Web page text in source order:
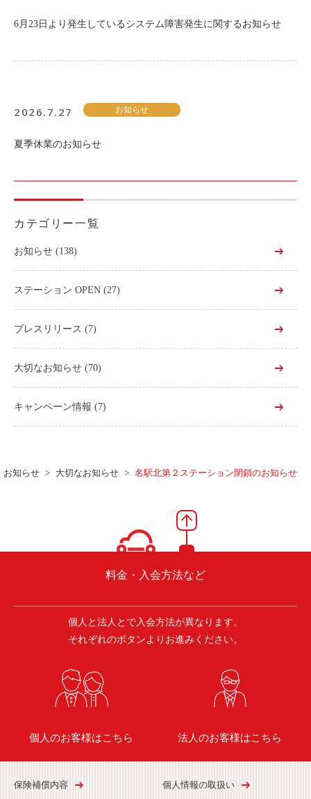
6月23日より発生しているシステム障害発生に関するお知らせ
2026.7.27 お知らせ
夏季休業のお知らせ
カテゴリー一覧
お知らせ (138)
ステーション OPEN (27)
プレスリリース (7)
大切なお知らせ (70)
キャンペーン情報 (7)
お知らせ 大切なお知らせ 名駅北第２ステーション閉鎖のお知らせ
料金・入会方法など
個人と法人とで入会方法が異なります。
それぞれのボタンよりお進みください。
個人のお客様はこちら 法人のお客様はこちら
保険補償内容 個人情報の取扱い